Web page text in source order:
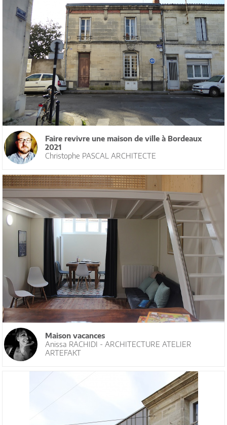
Faire revivre une maison de ville à Bordeaux
2021
Christophe PASCAL ARCHITECTE
Maison vacances
Anissa RACHIDI - ARCHITECTURE ATELIER
ARTEFAKT